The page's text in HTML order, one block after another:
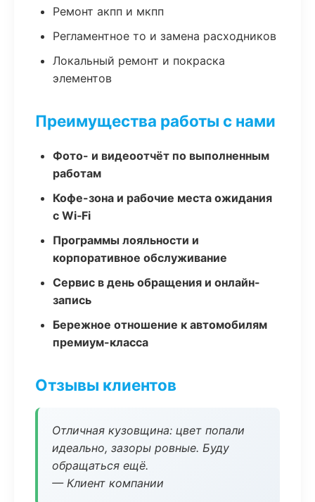
Ремонт акпп и мкпп
Регламентное то и замена расходников
Локальный ремонт и покраска
элементов
Преимущества работы с нами
Фото- и видеоотчёт по выполненным
работам
Кофе-зона и рабочие места ожидания
с Wi‑Fi
Программы лояльности и
корпоративное обслуживание
Сервис в день обращения и онлайн-
запись
Бережное отношение к автомобилям
премиум-класса
Отзывы клиентов
Отличная кузовщина: цвет попали
идеально, зазоры ровные. Буду
обращаться ещё.
— Клиент компании